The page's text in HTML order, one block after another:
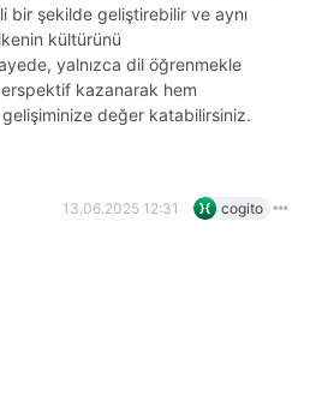
bir şekilde geliştirebilir ve aynı
kültürünü
yalnızca dil öğrenmekle
kazanarak hem
değer katabilirsiniz.
13.06.2025 12:31 cogito